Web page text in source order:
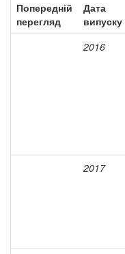
Попередній
перегляд
Дата
випуску
2016
2017